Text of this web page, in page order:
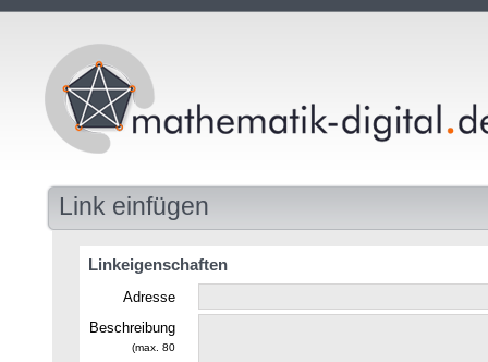
Link einfügen
Linkeigenschaften
Adresse
Beschreibung
(max. 80